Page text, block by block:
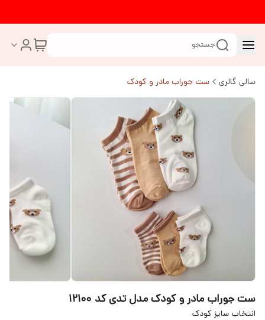
جستجو
سالی گالری ست جوراب مادر و کودک
ست جوراب مادر و کودک مدل تدی کد ۱۲۱۰۰
انتخاب سایز کودک